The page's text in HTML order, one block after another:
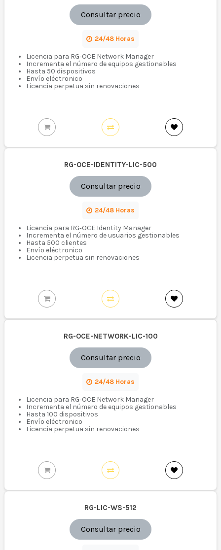
Consultar precio
24/48 Horas
Licencia para RG‑OCE Network Manager
Incrementa el número de equipos gestionables
Hasta 50 dispositivos
Envío eléctronico
Licencia perpetua sin renovaciones
RG-OCE-IDENTITY-LIC-500
Consultar precio
24/48 Horas
Licencia para RG‑OCE Identity Manager
Incrementa el número de usuarios gestionables
Hasta 500 clientes
Envío eléctronico
Licencia perpetua sin renovaciones
RG-OCE-NETWORK-LIC-100
Consultar precio
24/48 Horas
Licencia para RG‑OCE Network Manager
Incrementa el número de equipos gestionables
Hasta 100 dispositivos
Envío eléctronico
Licencia perpetua sin renovaciones
RG-LIC-WS-512
Consultar precio